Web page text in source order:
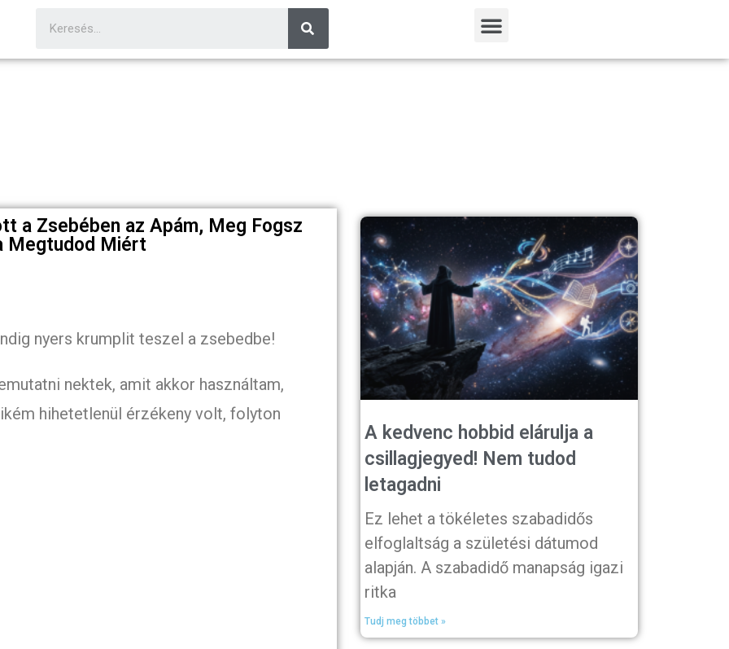
a Zsebében az Apám, Meg Fogsz
Megtudod Miért
nyers krumplit teszel a zsebedbe!
nektek, amit akkor használtam,
hihetetlenül érzékeny volt, folyton
A kedvenc hobbid elárulja a
csillagjegyed! Nem tudod
letagadni
Ez lehet a tökéletes szabadidős
elfoglaltság a születési dátumod
alapján. A szabadidő manapság igazi
ritka
Tudj meg többet »